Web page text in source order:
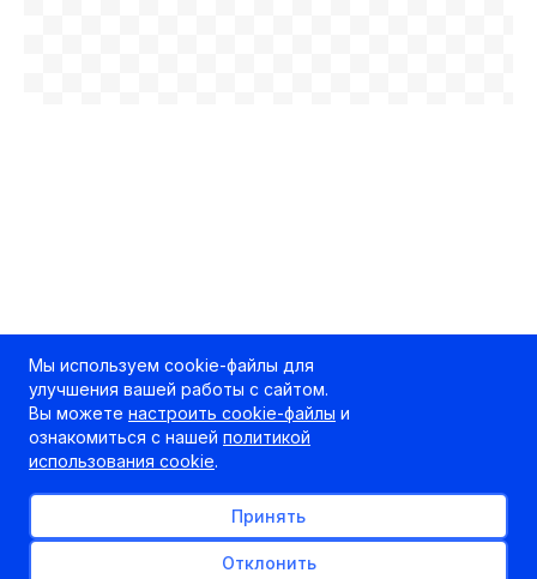
Мы используем cookie-файлы для
улучшения вашей работы с сайтом.
Вы можете настроить cookie-файлы и
ознакомиться с нашей политикой
использования cookie.
Принять
Отклонить